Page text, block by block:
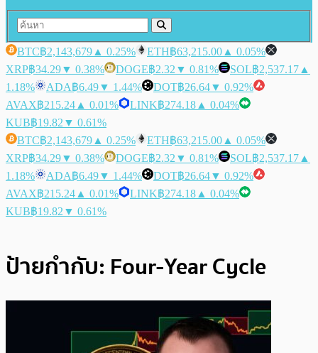
BTC฿2,143,679 ▲ 0.25% ETH฿63,215.00 ▲ 0.05%
XRP฿34.29▼ 0.38% DOGE฿2.32 ▼ 0.81% SOL฿2,537.17 ▲
1.18%
ADA฿6.49▼ 1.44% DOT฿26.64▼ 0.92%
AVAX฿215.24 ▲ 0.01% LINK฿274.18 ▲ 0.04%
KUB฿19.82 ▼ 0.61%
BTC฿2,143,679 ▲ 0.25% ETH฿63,215.00 ▲ 0.05%
XRP฿34.29▼ 0.38% DOGE฿2.32 ▼ 0.81% SOL฿2,537.17 ▲
1.18%
ADA฿6.49▼ 1.44% DOT฿26.64▼ 0.92%
AVAX฿215.24 ▲ 0.01% LINK฿274.18 ▲ 0.04%
KUB฿19.82 ▼ 0.61%
ป้ายกำกับ: Four-Year Cycle